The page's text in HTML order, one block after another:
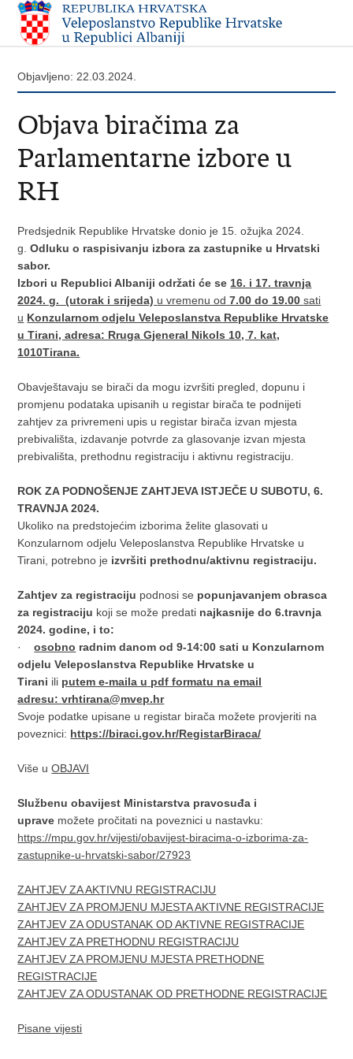
Objavljeno: 22.03.2024.
Objava biračima za
Parlamentarne izbore u
RH
Predsjednik Republike Hrvatske donio je 15. ožujka 2024.
g.Odluku o raspisivanju izbora za zastupnike u Hrvatski
sabor.
Izbori u Republici Albaniji održati će se 16. i 17. travnja
2024. g. (utorak i srijeda) u vremenu od 7.00 do 19.00sati
u Konzularnom odjelu Veleposlanstva Republike Hrvatske
u Tirani, adresa: Rruga Gjeneral Nikols 10, 7. kat,
1010Tirana.
Obavještavaju se birači da mogu izvršiti pregled, dopunu i
promjenu podataka upisanih u registar birača te podnijeti
zahtjev za privremeni upis u registar birača izvan mjesta
prebivališta, izdavanje potvrde za glasovanje izvan mjesta
prebivališta, prethodnu registraciju i aktivnu registraciju.
ROK ZA PODNOŠENJE ZAHTJEVA ISTJEČE U SUBOTU, 6.
TRAVNJA 2024.
Ukoliko na predstojećim izborima želite glasovati u
Konzularnom odjelu Veleposlanstva Republike Hrvatske u
Tirani, potrebno je izvršiti prethodnu/aktivnu registraciju.
Zahtjev za registraciju podnosi se popunjavanjem obrasca
za registraciju koji se može predati najkasnije do 6.travnja
2024. godine, i to:
·osobno radnim danom od 9-14:00 sati u Konzularnom
odjelu Veleposlanstva Republike Hrvatske u
Tirani ili putem e-maila u pdf formatu na email
adresu:vrhtirana@mvep.hr
Svoje podatke upisane u registar birača možete provjeriti na
poveznici: https://biraci.gov.hr/RegistarBiraca/
Više uOBJAVI
Službenu obavijest Ministarstva pravosuđa i
uprave možete pročitati na poveznici u nastavku:
https://mpu.gov.hr/vijesti/obavijest-biracima-o-izborima-za-
zastupnike-u-hrvatski-sabor/27923
ZAHTJEV ZA AKTIVNU REGISTRACIJU
ZAHTJEV ZA PROMJENU MJESTA AKTIVNE REGISTRACIJE
ZAHTJEV ZA ODUSTANAK OD AKTIVNE REGISTRACIJE
ZAHTJEV ZA PRETHODNU REGISTRACIJU
ZAHTJEV ZA PROMJENU MJESTA PRETHODNE
REGISTRACIJE
ZAHTJEV ZA ODUSTANAK OD PRETHODNE REGISTRACIJE
Pisane vijesti